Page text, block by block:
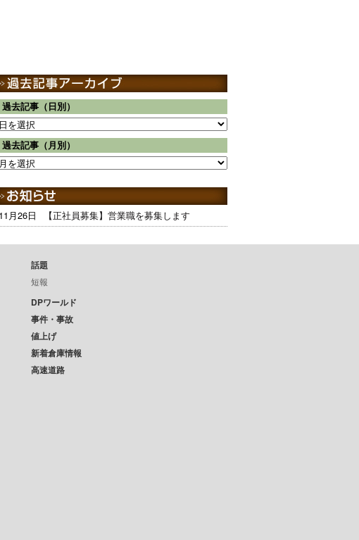
過去記事（日別）
過去記事（月別）
11月26日 【正社員募集】営業職を募集します
話題
短報
DPワールド
事件・事故
値上げ
新着倉庫情報
高速道路